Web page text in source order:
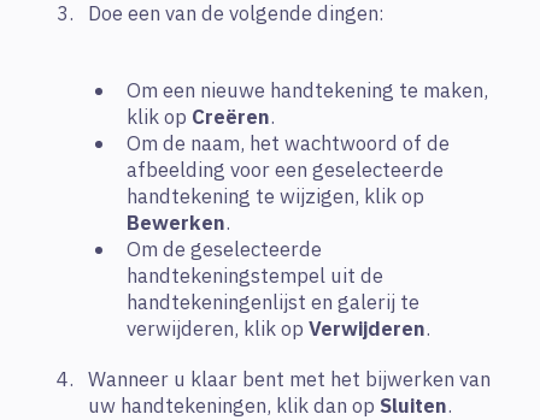
Doe een van de volgende dingen:
Om een nieuwe handtekening te maken,
klik op Creëren.
Om de naam, het wachtwoord of de
afbeelding voor een geselecteerde
handtekening te wijzigen, klik op
Bewerken.
Om de geselecteerde
handtekeningstempel uit de
handtekeningenlijst en galerij te
verwijderen, klik op Verwijderen.
Wanneer u klaar bent met het bijwerken van
uw handtekeningen, klik dan op Sluiten.